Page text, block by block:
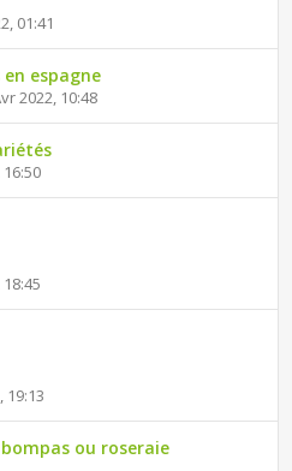
01:41
espagne
2022, 10:48
19:13
ou roseraie